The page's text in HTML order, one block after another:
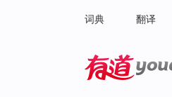
词典 翻译